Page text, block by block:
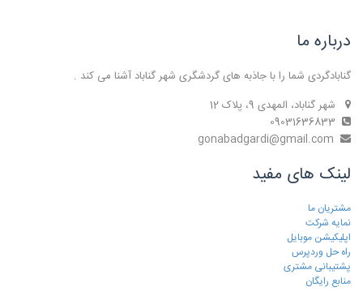
درباره ما
گنابادگردی شما را با جاذبه های گردشگری شهر گناباد آشنا می کند .
شهر گناباد، المهدی 9، پلاک 12
لینک های مفید
مشتریان ما
نمایه شرکت
اپلیکیشن موبایل
راه حل وردپرس
پشتیبانی مشتری
منابع رایگان